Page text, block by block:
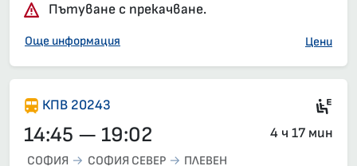
Пътуване с прекачване.
Още информация Цени
КПВ 20243
14:45 — 19:02 4 ч 17 мин
СОФИЯ СОФИЯ СЕВЕР ПЛЕВЕН